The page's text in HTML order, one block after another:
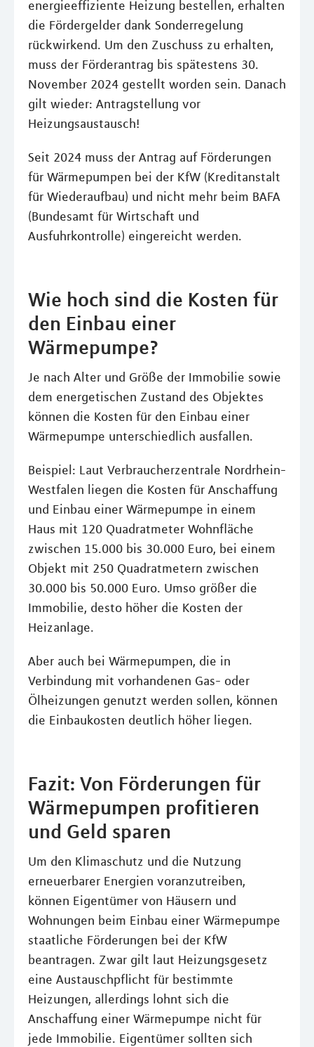
energieeffiziente Heizung bestellen, erhalten
die Fördergelder dank Sonderregelung
rückwirkend. Um den Zuschuss zu erhalten,
muss der Förderantrag bis spätestens 30.
November 2024 gestellt worden sein. Danach
gilt wieder: Antragstellung vor
Heizungsaustausch!
Seit 2024 muss der Antrag auf Förderungen
für Wärmepumpen bei der KfW (Kreditanstalt
für Wiederaufbau) und nicht mehr beim BAFA
(Bundesamt für Wirtschaft und
Ausfuhrkontrolle) eingereicht werden.
Wie hoch sind die Kosten für
den Einbau einer
Wärmepumpe?
Je nach Alter und Größe der Immobilie sowie
dem energetischen Zustand des Objektes
können die Kosten für den Einbau einer
Wärmepumpe unterschiedlich ausfallen.
Beispiel: Laut Verbraucherzentrale Nordrhein-
Westfalen liegen die Kosten für Anschaffung
und Einbau einer Wärmepumpe in einem
Haus mit 120 Quadratmeter Wohnfläche
zwischen 15.000 bis 30.000 Euro, bei einem
Objekt mit 250 Quadratmetern zwischen
30.000 bis 50.000 Euro. Umso größer die
Immobilie, desto höher die Kosten der
Heizanlage.
Aber auch bei Wärmepumpen, die in
Verbindung mit vorhandenen Gas- oder
Ölheizungen genutzt werden sollen, können
die Einbaukosten deutlich höher liegen.
Fazit: Von Förderungen für
Wärmepumpen profitieren
und Geld sparen
Um den Klimaschutz und die Nutzung
erneuerbarer Energien voranzutreiben,
können Eigentümer von Häusern und
Wohnungen beim Einbau einer Wärmepumpe
staatliche Förderungen bei der KfW
beantragen. Zwar gilt laut Heizungsgesetz
eine Austauschpflicht für bestimmte
Heizungen, allerdings lohnt sich die
Anschaffung einer Wärmepumpe nicht für
jede Immobilie. Eigentümer sollten sich